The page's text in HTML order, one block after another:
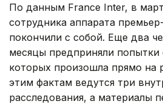
По данным France Inter, в
сотрудника аппарата
покончили с собой. Еще два
месяцы предприняли попытки
которых произошла прямо на
этим фактам ведутся три
расследования, а материалы